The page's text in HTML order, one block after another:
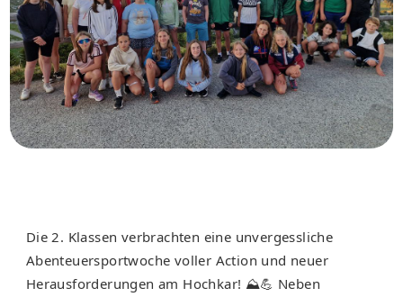
Die 2. Klassen verbrachten eine unvergessliche
Abenteuersportwoche voller Action und neuer
Herausforderungen am Hochkar! ⛰️💪 Neben